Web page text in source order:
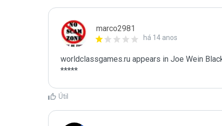
marco2981
há 14 anos
worldclassgames.ru appears in Joe Wein
*****
Útil